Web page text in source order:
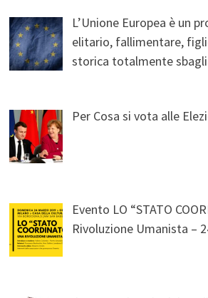
L’Unione Europea è un
elitario, fallimentare,
storica totalmente
Per Cosa si vota alle
Evento LO “STATO
Rivoluzione Umanista –